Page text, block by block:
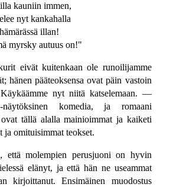
kauniin immen,
nyt kankahalla
illan!
myrsky autuus on!"
eivät kuitenkaan ole runoilijamme
hänen pääteoksensa ovat päin vastoin
nyt niitä katselemaan. —
näytöksinen komedia, ja romaani
ovat tällä alalla mainioimmat ja kaiketi
omituisimmat teokset.
että molempien perusjuoni on hyvin
elänyt, ja että hän ne useammat
kirjoittanut. Ensimäinen muodostus